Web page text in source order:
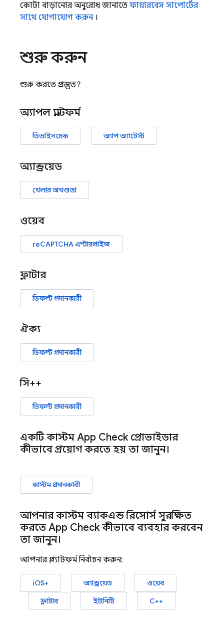
কোটা বাড়ানোর অনুরোধ জানাতে ফায়ারবেস সাপোর্টের
সাথে যোগাযোগ করুন।
শুরু করুন
শুরু করতে প্রস্তুত?
অ্যাপল প্ল্যাটফর্ম
ডিভাইসচেক অ্যাপ অ্যাটেস্ট
অ্যান্ড্রয়েড
খেলার অখণ্ডতা
ওয়েব
reCAPTCHA এন্টারপ্রাইজ
ফ্লাটার
ডিফল্ট প্রদানকারী
ঐক্য
ডিফল্ট প্রদানকারী
সি++
ডিফল্ট প্রদানকারী
একটি কাস্টম App Check প্রোভাইডার
কীভাবে প্রয়োগ করতে হয় তা জানুন।
কাস্টম প্রদানকারী
আপনার কাস্টম ব্যাকএন্ড রিসোর্স সুরক্ষিত
করতে App Check কীভাবে ব্যবহার করবেন
তা জানুন।
আপনার প্ল্যাটফর্ম নির্বাচন করুন:
iOS+ অ্যান্ড্রয়েড
ওয়েব
ফ্লাটার
ইউনিটি C++